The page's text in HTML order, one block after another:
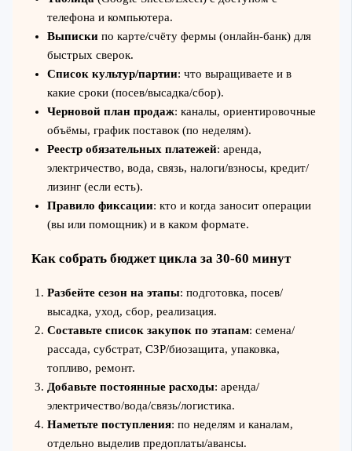
телефона и компьютера.
Выпискипо карте/счёту фермы (онлайн‑банк) для
быстрых сверок.
Список культур/партии: что выращиваете и в
какие сроки (посев/высадка/сбор).
Черновой план продаж: каналы, ориентировочные
объёмы, график поставок (по неделям).
Реестр обязательных платежей: аренда,
электричество, вода, связь, налоги/взносы, кредит/
лизинг (если есть).
Правило фиксации: кто и когда заносит операции
(вы или помощник) и в каком формате.
Как собрать бюджет цикла за 30-60 минут
Разбейте сезон на этапы: подготовка, посев/
высадка, уход, сбор, реализация.
Составьте список закупок по этапам: семена/
рассада, субстрат, СЗР/биозащита, упаковка,
топливо, ремонт.
Добавьте постоянные расходы: аренда/
электричество/вода/связь/логистика.
Наметьте поступления: по неделям и каналам,
отдельно выделив предоплаты/авансы.